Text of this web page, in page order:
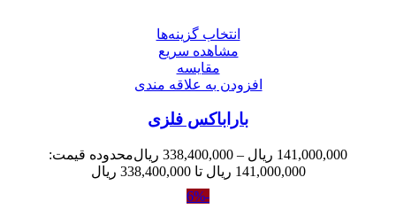
انتخاب گزینه‌ها
مشاهده سریع
مقایسه
افزودن به علاقه مندی
باراباکس فلزی
141,000,000 ریال –
338,400,000 ریالمحدوده قیمت:
141,000,000 ریال تا 338,400,000 ریال
-6%